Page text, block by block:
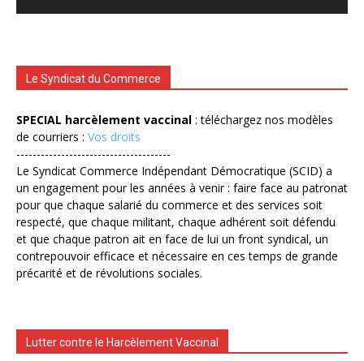
Le Syndicat du Commerce
SPECIAL harcèlement vaccinal : téléchargez nos modèles
de courriers : Vos droits
--------------------------------------
Le Syndicat Commerce Indépendant Démocratique (SCID) a
un engagement pour les années à venir : faire face au patronat
pour que chaque salarié du commerce et des services soit
respecté, que chaque militant, chaque adhérent soit défendu
et que chaque patron ait en face de lui un front syndical, un
contrepouvoir efficace et nécessaire en ces temps de grande
précarité et de révolutions sociales.
Lutter contre le Harcèlement Vaccinal